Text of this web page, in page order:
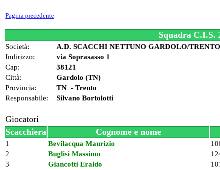
Pagina precedente
Squadra C.I.S.
Società:
A.D. SCACCHI NETTUNO GARDOLO/
Indirizzo:
via Soprasasso 1
Cap:
38121
Città:
Gardolo (TN)
Provincia:
TN - Trento
Responsabile:
Silvano Bortolotti
Giocatori
Scacchiera
Cognome e nome
1 Bevilacqua Maurizio
2
Buglisi Massimo
3
Giancotti Eraldo